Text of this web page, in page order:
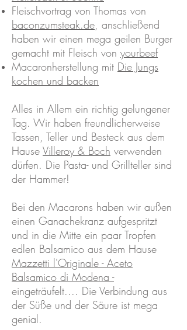
Fleischvortrag von Thomas von
baconzumsteak.de, anschließend
haben wir einen mega geilen Burger
gemacht mit Fleisch von yourbeef
Macaronherstellung mit Die Jungs
kochen und backen
Alles in Allem ein richtig gelungener
Tag. Wir haben freundlicherweise
Tassen, Teller und Besteck aus dem
Hause Villeroy & Boch verwenden
dürfen. Die Pasta- und Grillteller sind
der Hammer!
Bei den Macarons haben wir außen
einen Ganachekranz aufgespritzt
und in die Mitte ein paar Tropfen
edlen Balsamico aus dem Hause
Mazzetti l'Originale - Aceto
Balsamico di Modena -
eingeträufelt.... Die Verbindung aus
der Süße und der Säure ist mega
genial.